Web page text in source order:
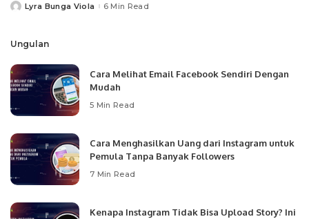
PostedLyra Bunga Viola 6 Min Read
Ungulan
Cara Melihat Email Facebook Sendiri Dengan
Mudah
5 Min Read
Cara Menghasilkan Uang dari Instagram untuk
Pemula Tanpa Banyak Followers
7 Min Read
Kenapa Instagram Tidak Bisa Upload Story? Ini